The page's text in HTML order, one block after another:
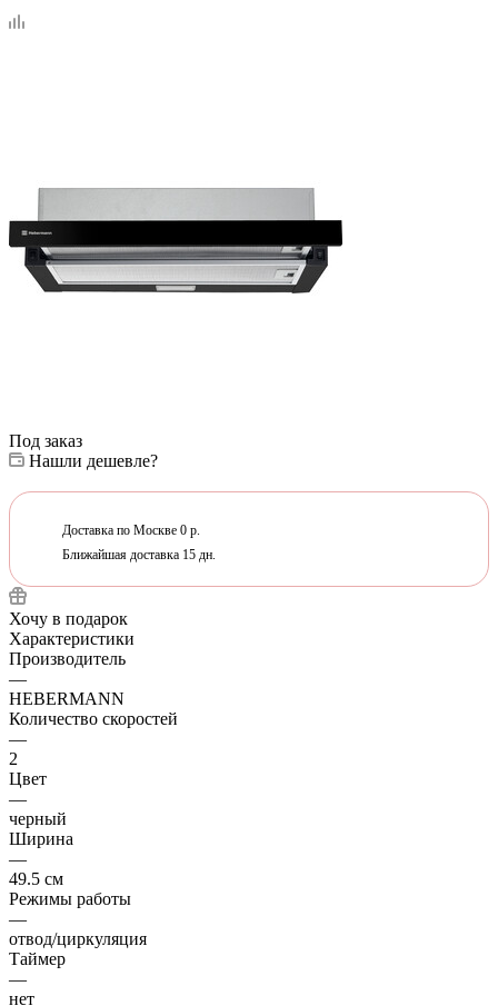
Под заказ
Нашли дешевле?
Доставка по Москве 0 р.
Ближайшая доставка 15 дн.
Хочу в подарок
Характеристики
Производитель
—
HEBERMANN
Количество скоростей
—
2
Цвет
—
черный
Ширина
—
49.5 см
Режимы работы
—
отвод/циркуляция
Таймер
—
нет